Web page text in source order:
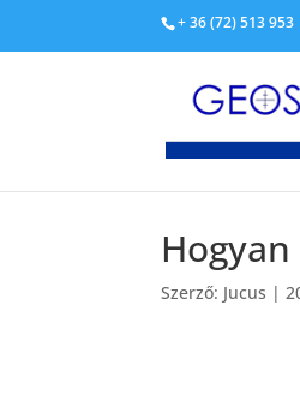
+ 36 (72) 513 953
Szerző: Jucus |